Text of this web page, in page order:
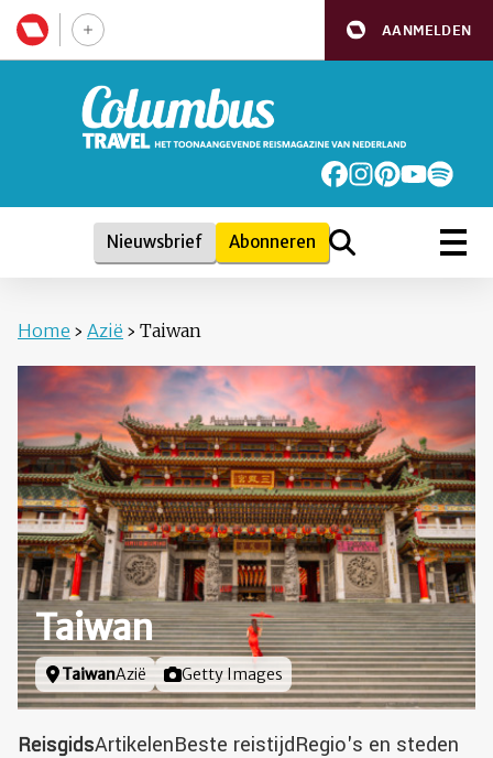
AANMELDEN
Nieuwsbrief Abonneren
Home › Azië › Taiwan
Taiwan
Locatie
TaiwanAzië Foto door
Getty Images
ReisgidsArtikelenBeste reistijdRegio's en steden